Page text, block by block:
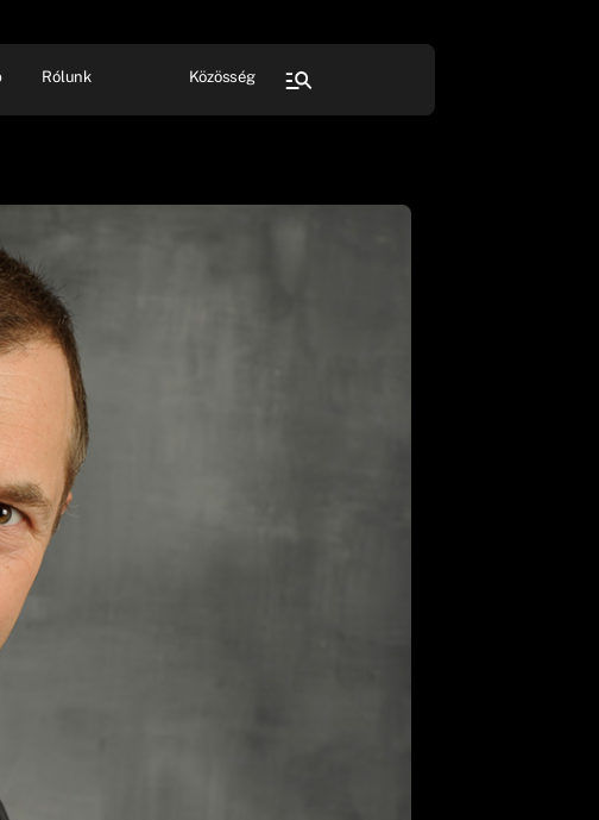
Rólunk Közösség
Összes rendezvény